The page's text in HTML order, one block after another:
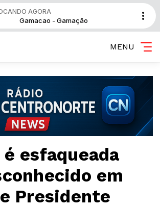
AGORA
Gamacao - Gamação
MENU
esfaqueada
em
Presidente